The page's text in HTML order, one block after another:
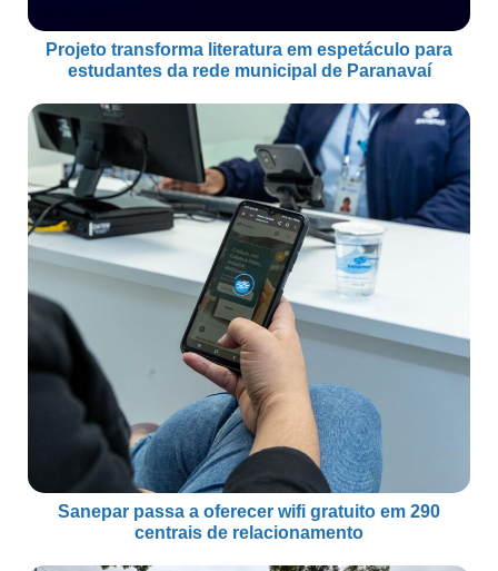
Projeto transforma literatura em espetáculo para
estudantes da rede municipal de Paranavaí
Sanepar passa a oferecer wifi gratuito em 290
centrais de relacionamento